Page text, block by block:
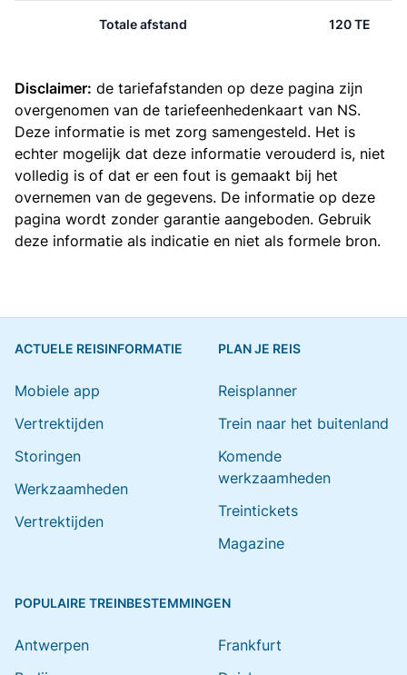
Totale afstand 120 TE
Disclaimer: de tariefafstanden op deze pagina zijn
overgenomen van de tariefeenhedenkaart van NS.
Deze informatie is met zorg samengesteld. Het is
echter mogelijk dat deze informatie verouderd is, niet
volledig is of dat er een fout is gemaakt bij het
overnemen van de gegevens. De informatie op deze
pagina wordt zonder garantie aangeboden. Gebruik
deze informatie als indicatie en niet als formele bron.
ACTUELE REISINFORMATIE
Mobiele app
Vertrektijden
Storingen
Werkzaamheden
Vertrektijden
PLAN JE REIS
Reisplanner
Trein naar het buitenland
Komende
werkzaamheden
Treintickets
Magazine
POPULAIRE TREINBESTEMMINGEN
Antwerpen
Frankfurt